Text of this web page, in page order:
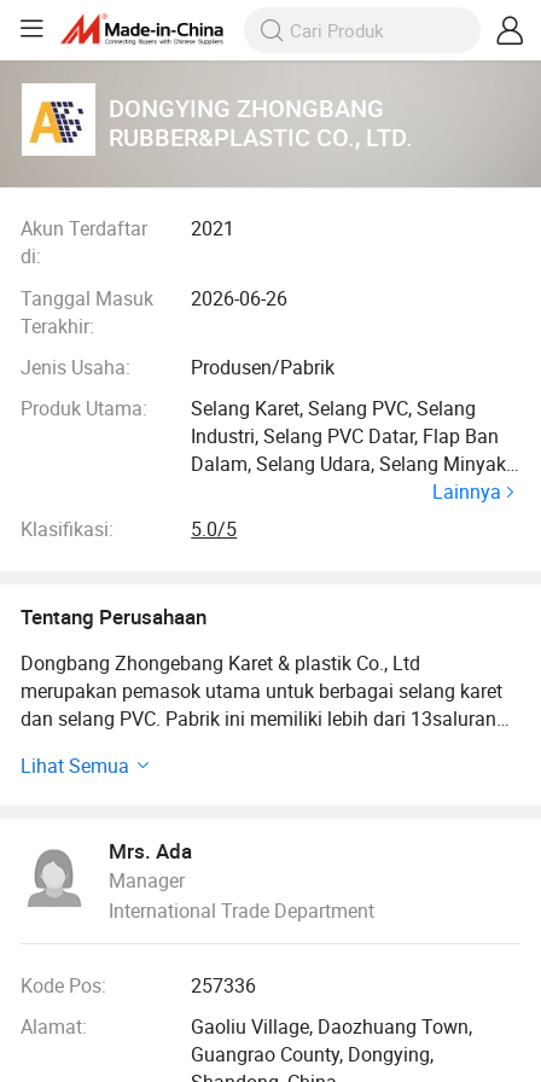
DONGYING ZHONGBANG
RUBBER&PLASTIC CO., LTD.
Akun Terdaftar
di:
2021
Tanggal Masuk
Terakhir:
2026-06-26
Jenis Usaha:
Produsen/Pabrik
Produk Utama:
Selang Karet, Selang PVC, Selang
Industri, Selang PVC Datar, Flap Ban
Dalam, Selang Udara, Selang Minyak,
Selang Bahan Bakar, Selang Hidrolik,
Selang Las, Selang Kebakaran
Lainnya
Klasifikasi:
5.0/5
Tentang Perusahaan
Dongbang Zhongebang Karet & plastik Co., Ltd
merupakan pemasok utama untuk berbagai selang karet
dan selang PVC. Pabrik ini memiliki lebih dari 13saluran
produksi selang PVC, 10 tabung dalam dan saluran
penghalang ban.Pabrik memiliki ISO, CE, RoHS, SGS dan
banyak sertifikasi lainnya untuk kualitas selang. Selang
kualitas baik, lebih dari 8 tahun perdagangan
internasional, dan lebih dari 15 tahun pengalaman
perusahaan kami adalah menawarkan selang berkualitas
tinggi dan layanan terbaik untuk setiap pelanggan.
Lihat Semua
Mrs. Ada
Manager
International Trade Department
Kode Pos:
257336
Alamat:
Gaoliu Village, Daozhuang Town,
Guangrao County, Dongying,